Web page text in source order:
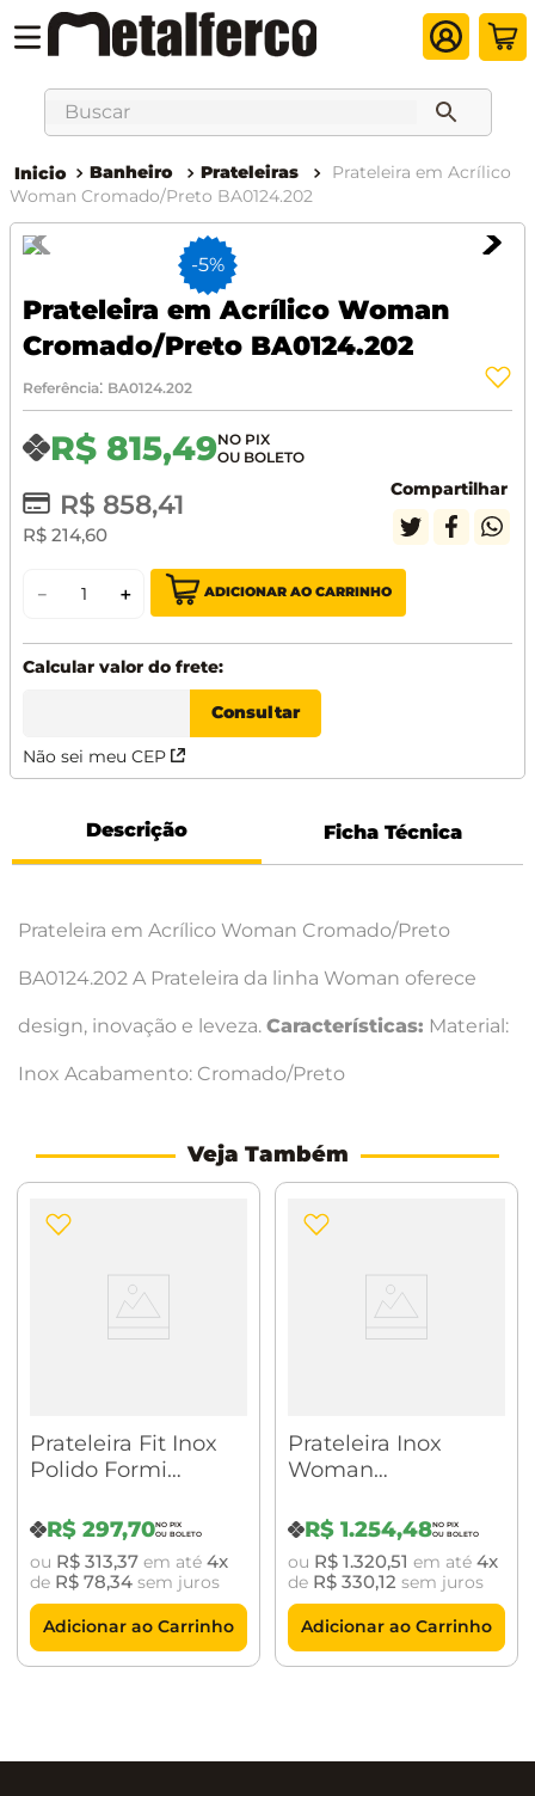
Buscar
Banheiro Prateleiras
Prateleira em Acrílico
Woman Cromado/Preto BA0124.202
-5%
Prateleira em Acrílico Woman
Cromado/Preto BA0124.202
Referência: BA0124.202
R$ 815,49
R$ 858,41
R$ 214,60
Compartilhar
＋
－ ADICIONAR AO CARRINHO
Não sei meu CEP
Descrição Ficha Técnica
Prateleira em Acrílico Woman Cromado/Preto
BA0124.202 A Prateleira da linha Woman oferece
design, inovação e leveza. Características: Material:
Inox Acabamento: Cromado/Preto
Veja Também
Prateleira Fit Inox
Polido Formi
R$ 297,70
ou R$ 313,37em até 4
de R$ 78,34sem juros
Adicionar ao Carrinho
Prateleira Inox
Woman
BA0206.201
R$ 1.254,48
ou R$ 1.320,51 em até 4
de R$ 330,12 sem juros
Adicionar ao Carrinho